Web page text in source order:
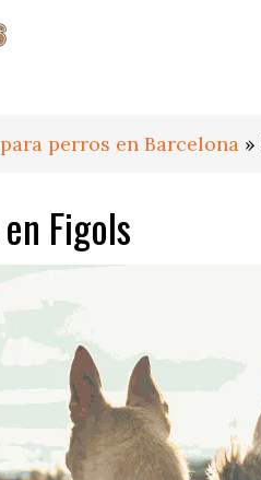
perros en Barcelona »
Figols